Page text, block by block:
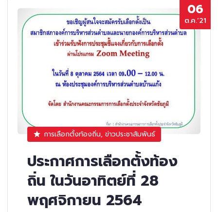
06
ต.ค.’21
การเลือกตั้งท้องถิ่น, ข่าวประชาสัมพันธ์
ประกาศการเลือกตั้งท้อง
ถิ่น ในวันอาทิตย์ที่ 28
พฤศจิกายน 2564